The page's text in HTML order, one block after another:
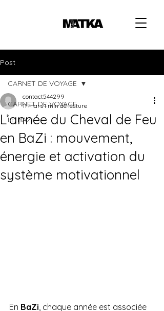
Post
CARNET DE VOYAGE
LE BAZI
CARNET DE VOYAGE
L’année du Cheval de Feu
en BaZi : mouvement,
énergie et activation du
système motivationnel
contact544299
11 mars1 min de lecture
En BaZi , chaque année est associée